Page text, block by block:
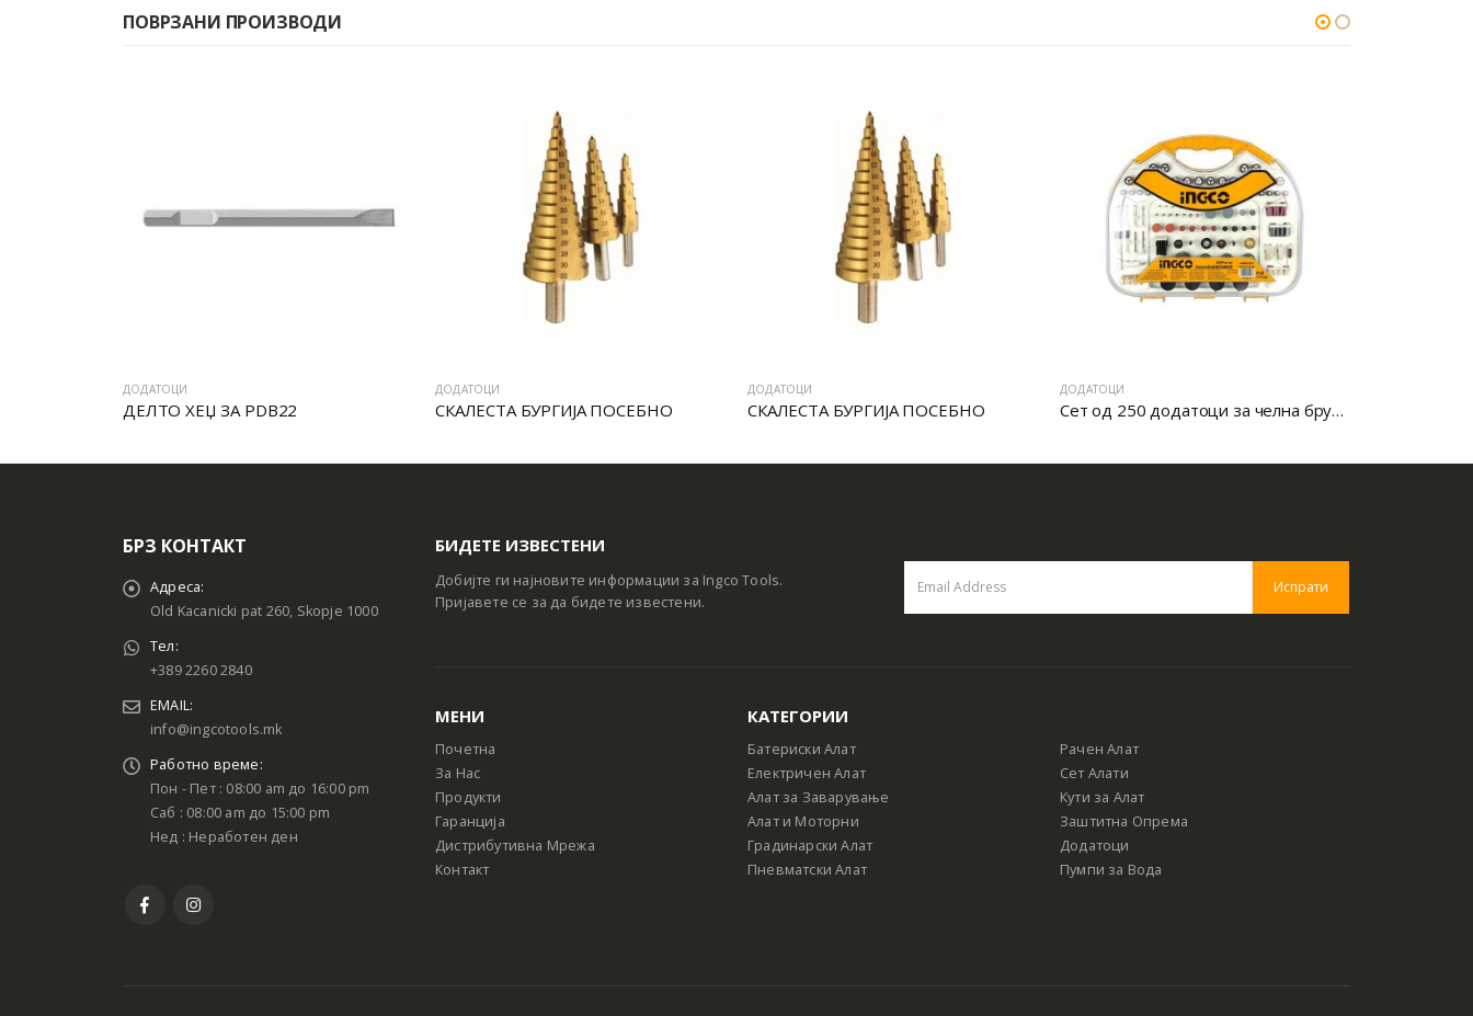
ПОВРЗАНИ ПРОИЗВОДИ
ДОДАТОЦИ
ДЕЛТО ХЕЏ ЗА PDB22
ДОДАТОЦИ
СКАЛЕСТА БУРГИЈА ПОСЕБНО
ДОДАТОЦИ
СКАЛЕСТА БУРГИЈА ПОСЕБНО
ДОДАТОЦИ
Сет од 250 додатоци за челна брусилка
БРЗ КОНТАКТ
Адреса:
Old Kacanicki pat 260, Skopje 1000
Тел:
+389 2260 2840
EMAIL:
info@ingcotools.mk
Работно време:
Пон - Пет : 08:00 am до 16:00 pm
Саб : 08:00 am до 15:00 pm
Нед : Неработен ден
БИДЕТЕ ИЗВЕСТЕНИ
Добијте ги најновите информации за Ingco Tools.
Пријавете се за да бидете известени.
МЕНИ
Почетна
За Нас
Продукти
Гаранција
Дистрибутивна Мрежа
Контакт
КАТЕГОРИИ
Батериски Алат
Електричен Алат
Алат за Заварување
Алат и Моторни
Градинарски Алат
Пневматски Алат
Рачен Алат
Сет Алати
Кути за Алат
Заштитна Опрема
Додатоци
Пумпи за Вода